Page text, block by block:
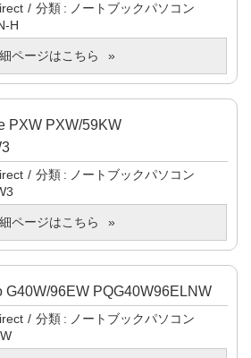
分類
ノートブックパソコン
H
ページはこちら
PXW PXW/59KW
分類
ノートブックパソコン
ページはこちら
G40W/96EW PQG40W96ELNW
分類
ノートブックパソコン